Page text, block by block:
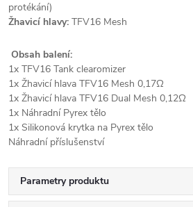
protékání)
Žhavicí hlavy: TFV16 Mesh
Obsah balení:
1x TFV16 Tank clearomizer
1x Žhavicí hlava TFV16 Mesh 0,17Ω
1x Žhavicí hlava TFV16 Dual Mesh 0,12Ω
1x Náhradní Pyrex tělo
1x Silikonová krytka na Pyrex tělo
Náhradní příslušenství
Parametry produktu